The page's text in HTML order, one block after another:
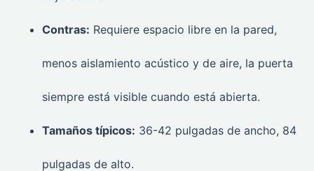
Contras: Requiere espacio libre en la pared,
menos aislamiento acústico y de aire, la puerta
siempre está visible cuando está abierta.
Tamaños típicos: 36-42 pulgadas de ancho, 84
pulgadas de alto.